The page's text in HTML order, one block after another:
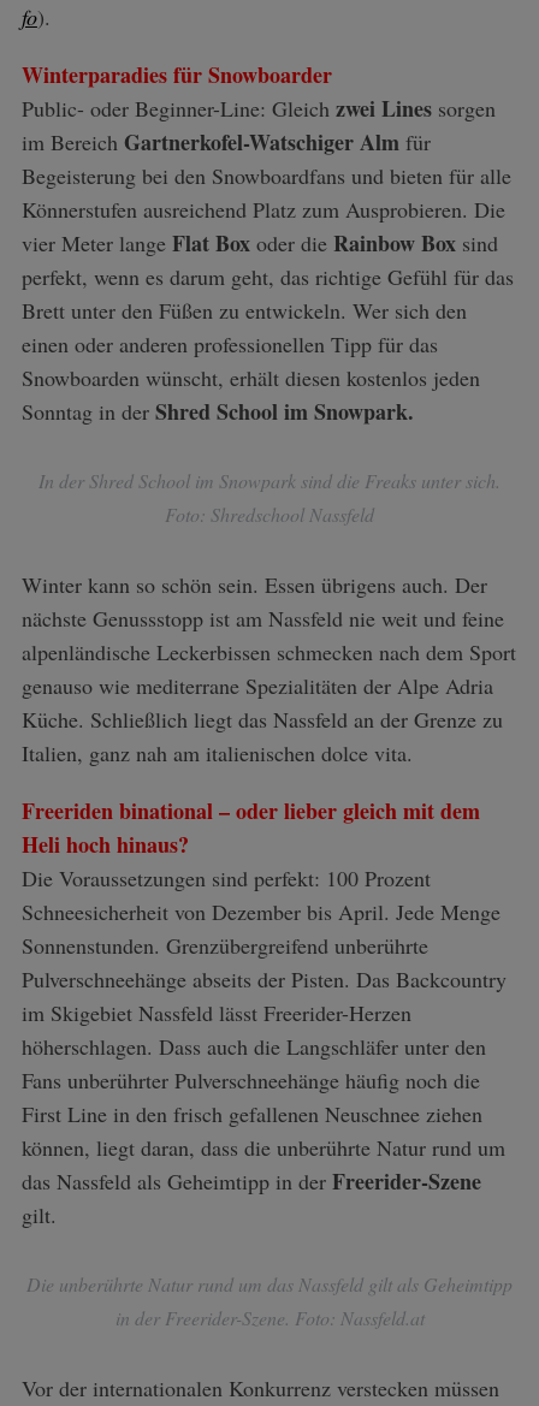
fo).
Winterparadies für Snowboarder
Public- oder Beginner-Line: Gleich zwei Linessorgen
im Bereich Gartnerkofel-Watschiger Almfür
Begeisterung bei den Snowboardfans und bieten für alle
Könnerstufen ausreichend Platz zum Ausprobieren. Die
vier Meter lange Flat Boxoder die Rainbow Boxsind
perfekt, wenn es darum geht, das richtige Gefühl für das
Brett unter den Füßen zu entwickeln. Wer sich den
einen oder anderen professionellen Tipp für das
Snowboarden wünscht, erhält diesen kostenlos jeden
Sonntag in der Shred School im Snowpark.
In der Shred School im Snowpark sind die Freaks unter sich.
Foto: Shredschool Nassfeld
Winter kann so schön sein. Essen übrigens auch. Der
nächste Genussstopp ist am Nassfeld nie weit und feine
alpenländische Leckerbissen schmecken nach dem Sport
genauso wie mediterrane Spezialitäten der Alpe Adria
Küche. Schließlich liegt das Nassfeld an der Grenze zu
Italien, ganz nah am italienischen dolce vita.
Freeriden binational – oder lieber gleich mit dem
Heli hoch hinaus?
Die Voraussetzungen sind perfekt: 100 Prozent
Schneesicherheit von Dezember bis April. Jede Menge
Sonnenstunden. Grenzübergreifend unberührte
Pulverschneehänge abseits der Pisten. Das Backcountry
im Skigebiet Nassfeld lässt Freerider-Herzen
höherschlagen. Dass auch die Langschläfer unter den
Fans unberührter Pulverschneehänge häufig noch die
First Line in den frisch gefallenen Neuschnee ziehen
können, liegt daran, dass die unberührte Natur rund um
das Nassfeld als Geheimtipp in der Freerider-Szene
gilt.
Die unberührte Natur rund um das Nassfeld gilt als Geheimtipp
in der Freerider-Szene. Foto: Nassfeld.at
Vor der internationalen Konkurrenz verstecken müssen